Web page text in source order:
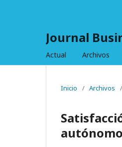
Journal
Actual Archivos
Inicio / Archivos /